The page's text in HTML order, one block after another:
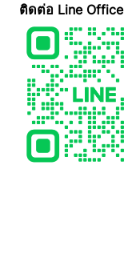
ติดต่อ Line Office